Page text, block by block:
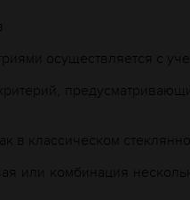
осуществляется с
в классическом
или комбинация